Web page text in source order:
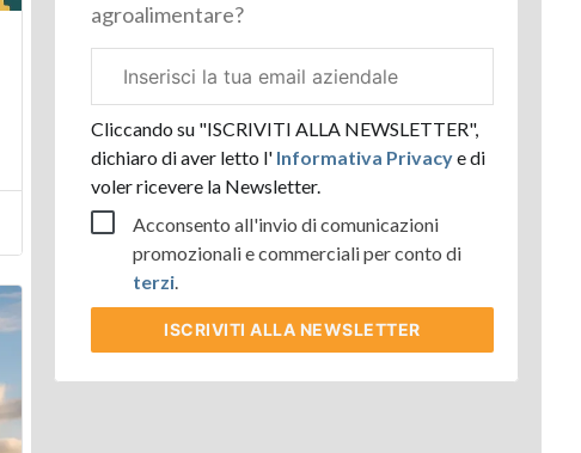
agroalimentare?
aziendale
Cliccando su "ISCRIVITI ALLA NEWSLETTER",
dichiaro di aver letto l' Informativa Privacye di
voler ricevere la Newsletter.
Acconsento all'invio di comunicazioni
promozionali e commerciali per conto di
terzi.
ISCRIVITIALLA NEWSLETTER